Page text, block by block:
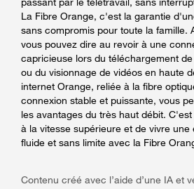
La Fibre Orange, c'est la garantie
sans compromis pour toute la famille.
vous pouvez dire au revoir à une
capricieuse lors du téléchargement
ou du visionnage de vidéos en haute
internet Orange, reliée à la fibre
connexion stable et puissante, vous
les avantages du très haut débit.
à la vitesse supérieure et de vivre
fluide et sans limite avec la Fibre
Contenu créé avec l’aide d’une IA et